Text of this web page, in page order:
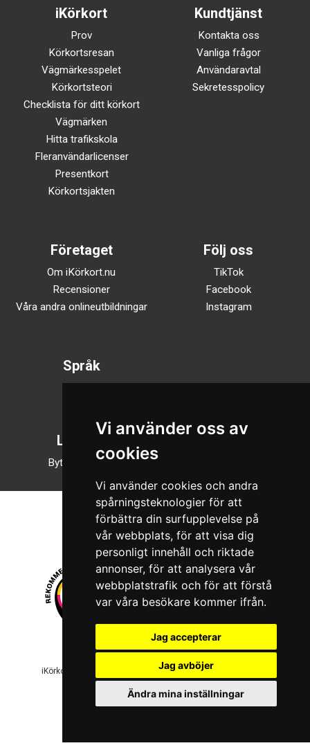
Vi använder oss av
cookies
Vi använder cookies och andra
spårningsteknologier för att
förbättra din surfupplevelse på
vår webbplats, för att visa dig
personligt innehåll och riktade
annonser, för att analysera vår
webbplatstrafik och för att förstå
var våra besökare kommer ifrån.
Jag accepterar
Jag avböjer
Ändra mina inställningar
iKörkort
Prov
Körkortsresan
Vägmärkesspelet
Körkortsteori
Checklista för ditt körkort
Vägmärken
Hitta trafikskola
Fleranvändarlicenser
Presentkort
Körkortsjakten
Kundtjänst
Kontakta oss
Vanliga frågor
Användaravtal
Sekretesspolicy
Företaget
Om iKörkort.nu
Recensioner
Våra andra onlineutbildningar
Följ oss
TikTok
Facebook
Instagram
Språk
Läsläge
Byt till nattläge
© 2026 Boboshi AB. Alla rättigheter förbehålls.
iKörkort är ett registrerat varumärke som tillhör Boboshi AB.